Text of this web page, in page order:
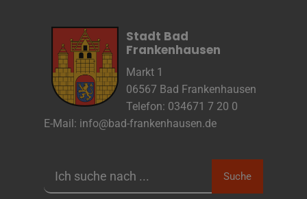
Stadt Bad
Frankenhausen
Markt 1
06567 Bad Frankenhausen
Telefon: 034671 7 20 0
E-Mail: info@bad-frankenhausen.de
Suche